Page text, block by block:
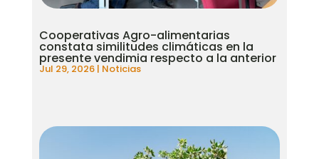
Cooperativas Agro-alimentarias
constata similitudes climáticas en la
presente vendimia respecto a la anterior
Jul 29, 2026| Noticias